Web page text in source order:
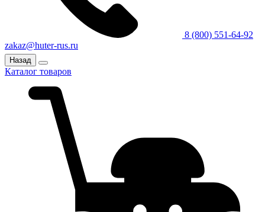
8 (800) 551-64-92
zakaz@huter-rus.ru
Назад
Каталог товаров